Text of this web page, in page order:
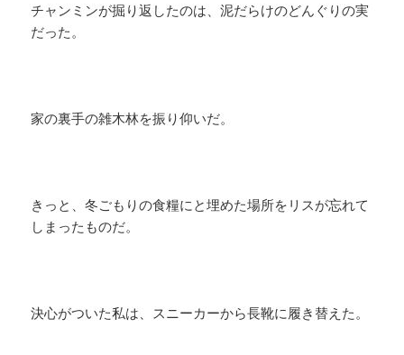
チャンミンが掘り返したのは、泥だらけのどんぐりの実
だった。
家の裏手の雑木林を振り仰いだ。
きっと、冬ごもりの食糧にと埋めた場所をリスが忘れて
しまったものだ。
決心がついた私は、スニーカーから長靴に履き替えた。